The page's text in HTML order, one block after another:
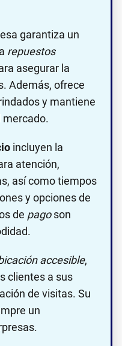
garantiza un
repuestos
asegurar la
Además, ofrece
y mantiene
mercado.
incluyen la
atención,
así como tiempos
y opciones de
de pagoson
accesible,
clientes a sus
de visitas. Su
un